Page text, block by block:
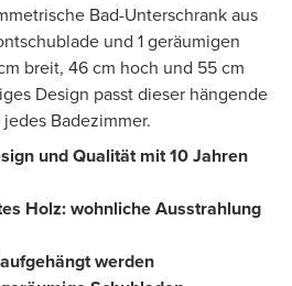
Bad-Unterschrank aus
und 1 geräumigen
breit, 46 cm hoch und 55 cm
Design passt dieser hängende
Badezimmer.
und Qualität mit 10 Jahren
Holz:wohnliche Ausstrahlung
werden